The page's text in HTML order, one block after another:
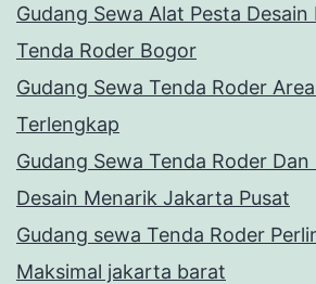
Gudang Sewa Alat Pesta
Tenda Roder Bogor
Gudang Sewa Tenda Roder
Terlengkap
Gudang Sewa Tenda Roder Dan
Desain Menarik Jakarta Pusat
Gudang sewa Tenda Roder
Maksimal jakarta barat